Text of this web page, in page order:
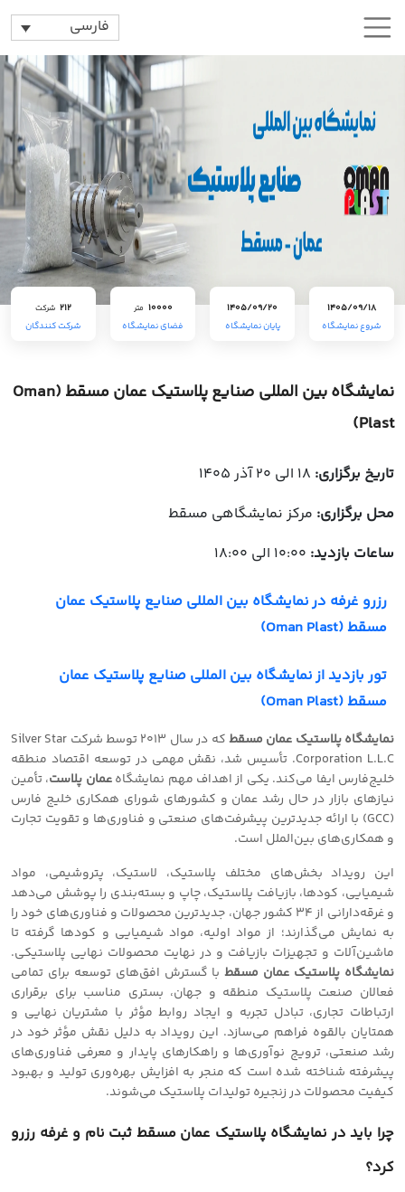
فارسی
1405/09/18
شروع نمایشگاه
1405/09/20
پایان نمایشگاه
10000 متر
فضای نمایشگاه
212 شرکت
شرکت کنندگان
نمایشگاه بین المللی صنایع پلاستیک عمان مسقط (Oman
Plast)
تاریخ برگزاری: 18 الی 20 آذر 1405
محل برگزاری: مرکز نمایشگاهی مسقط
ساعات بازدید:
رزرو غرفه در نمایشگاه بین المللی صنایع پلاستیک عمان
مسقط (Oman Plast)
تور بازدید از نمایشگاه بین المللی صنایع پلاستیک عمان
مسقط (Oman Plast)
نمایشگاه پلاستیک عمان مسقط
که در سال ۲۰۱۳ توسط شرکت Silver Star
Corporation L.L.C. تأسیس شد، نقش مهمی در توسعه اقتصاد منطقه
خلیج‌فارس ایفا می‌کند. یکی از اهداف مهم نمایشگاهعمان پلاست، تأمین
نیازهای بازار در حال رشد عمان و کشورهای شورای همکاری خلیج فارس
(GCC) با ارائه جدیدترین پیشرفت‌های صنعتی و فناوری‌ها و تقویت تجارت
و همکاری‌های بین‌الملل است.
این رویداد بخش‌های مختلف پلاستیک، لاستیک، پتروشیمی، مواد
شیمیایی، کودها، بازیافت پلاستیک، چاپ و بسته‌بندی را پوشش می‌دهد
و غرقه‌دارانی از 34 کشور جهان، جدیدترین محصولات و فناوری‌های خود را
به نمایش می‌گذارند؛ از مواد اولیه، مواد شیمیایی و کودها گرفته تا
ماشین‌آلات و تجهیزات بازیافت و در نهایت محصولات نهایی پلاستیکی.
نمایشگاه پلاستیک عمان مسقط با گسترش افق‌های توسعه برای تمامی
فعالان صنعت پلاستیک منطقه و جهان، بستری مناسب برای برقراری
ارتباطات تجاری، تبادل تجربه و ایجاد روابط مؤثر با مشتریان نهایی و
همتایان بالقوه فراهم می‌سازد. این رویداد به دلیل نقش مؤثر خود در
رشد صنعتی، ترویج نوآوری‌ها و راهکارهای پایدار و معرفی فناوری‌های
پیشرفته‌ شناخته شده است که منجر به افزایش بهره‌وری تولید و بهبود
کیفیت محصولات در زنجیره تولیدات پلاستیک می‌شوند.
چرا باید در نمایشگاه پلاستیک عمان مسقط ثبت نام و غرفه رزرو
کرد؟